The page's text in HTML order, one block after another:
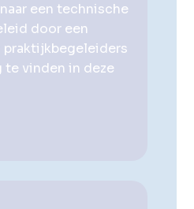
een technische
door een
praktijkbegeleiders
te vinden in deze